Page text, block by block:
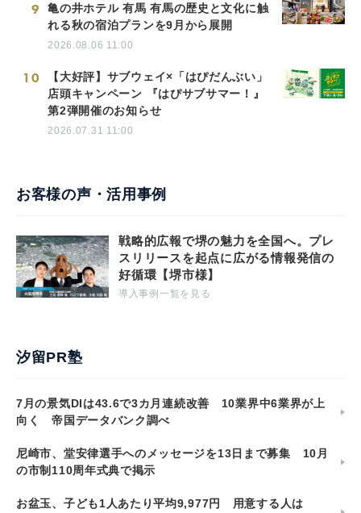
9
亀の井ホテル 有馬 有馬の歴史と文化に触
れる秋の宿泊プランを9月から展開
2026.08.06 11:00
10
【大好評】サブウェイ×「はぴだんぶい」
店頭キャンペーン 『はぴサブサマー！』
第2弾開催のお知らせ
2026.07.31 11:00
お客様の声・活用事例
戦略的広報で堺の魅力を全国へ。プレ
スリリースを起点に広がる情報発信の
好循環【堺市様】
導入事例一覧を見る
汐留PR塾
7月の景気DIは43.6で3カ月連続改善 10業界中6業界が上
向く 帝国データバンク調べ
尼崎市、堂安律選手へのメッセージを13日まで募集 10月
の市制110周年式典で掲示
お盆玉、子ども1人あたり平均9,977円 用意する人は